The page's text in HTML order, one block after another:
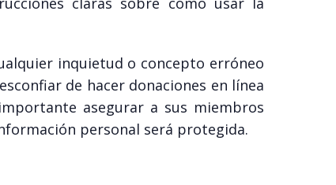
inquietud o concepto erróneo
de hacer donaciones en línea
asegurar a sus miembros
personal será protegida.